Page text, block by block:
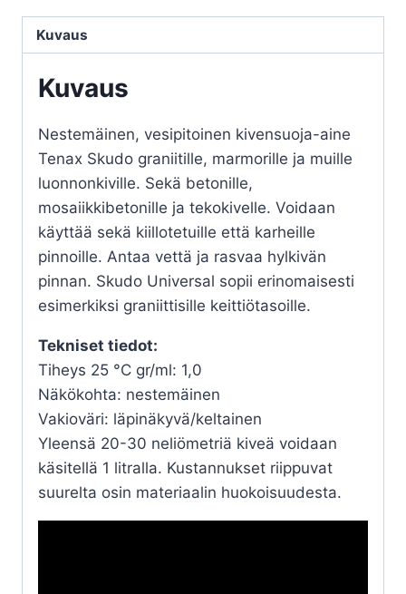
Kuvaus
Kuvaus
Nestemäinen, vesipitoinen kivensuoja-aine
Tenax Skudo graniitille, marmorille ja muille
luonnonkiville. Sekä betonille,
mosaiikkibetonille ja tekokivelle. Voidaan
käyttää sekä kiillotetuille että karheille
pinnoille. Antaa vettä ja rasvaa hylkivän
pinnan. Skudo Universal sopii erinomaisesti
esimerkiksi graniittisille keittiötasoille.
Tekniset tiedot:
Tiheys 25 °C gr/ml: 1,0
Näkökohta: nestemäinen
Vakioväri: läpinäkyvä/keltainen
Yleensä 20-30 neliömetriä kiveä voidaan
käsitellä 1 litralla. Kustannukset riippuvat
suurelta osin materiaalin huokoisuudesta.